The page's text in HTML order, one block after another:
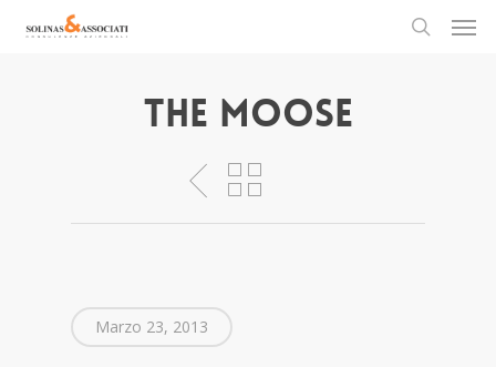
The Moose
Marzo 23, 2013